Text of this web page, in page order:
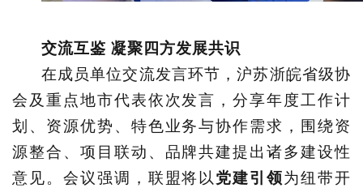
交流互鉴 凝聚四方发展共识
在成员单位交流发言环节，沪苏浙皖省级协
会及重点地市代表依次发言，分享年度工作计
划、资源优势、特色业务与协作需求，围绕资
源整合、项目联动、品牌共建提出诸多建设性
意见。会议强调，联盟将以党建引领为纽带开